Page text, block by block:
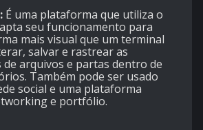
É uma plataforma que utiliza o
seu funcionamento para
mais visual que um terminal
salvar e rastrear as
de arquivos e partas dentro de
Também pode ser usado
social e uma plataforma
e portfólio.